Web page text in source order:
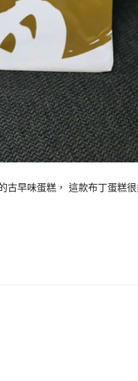
古早味蛋糕， 這款布丁蛋糕